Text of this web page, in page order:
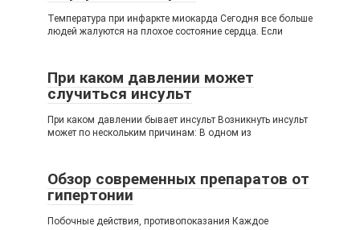
Температура при инфаркте миокарда Сегодня все больше
людей жалуются на плохое состояние сердца. Если
При каком давлении может
случиться инсульт
При каком давлении бывает инсульт Возникнуть инсульт
может по нескольким причинам: В одном из
Обзор современных препаратов от
гипертонии
Побочные действия, противопоказания Каждое